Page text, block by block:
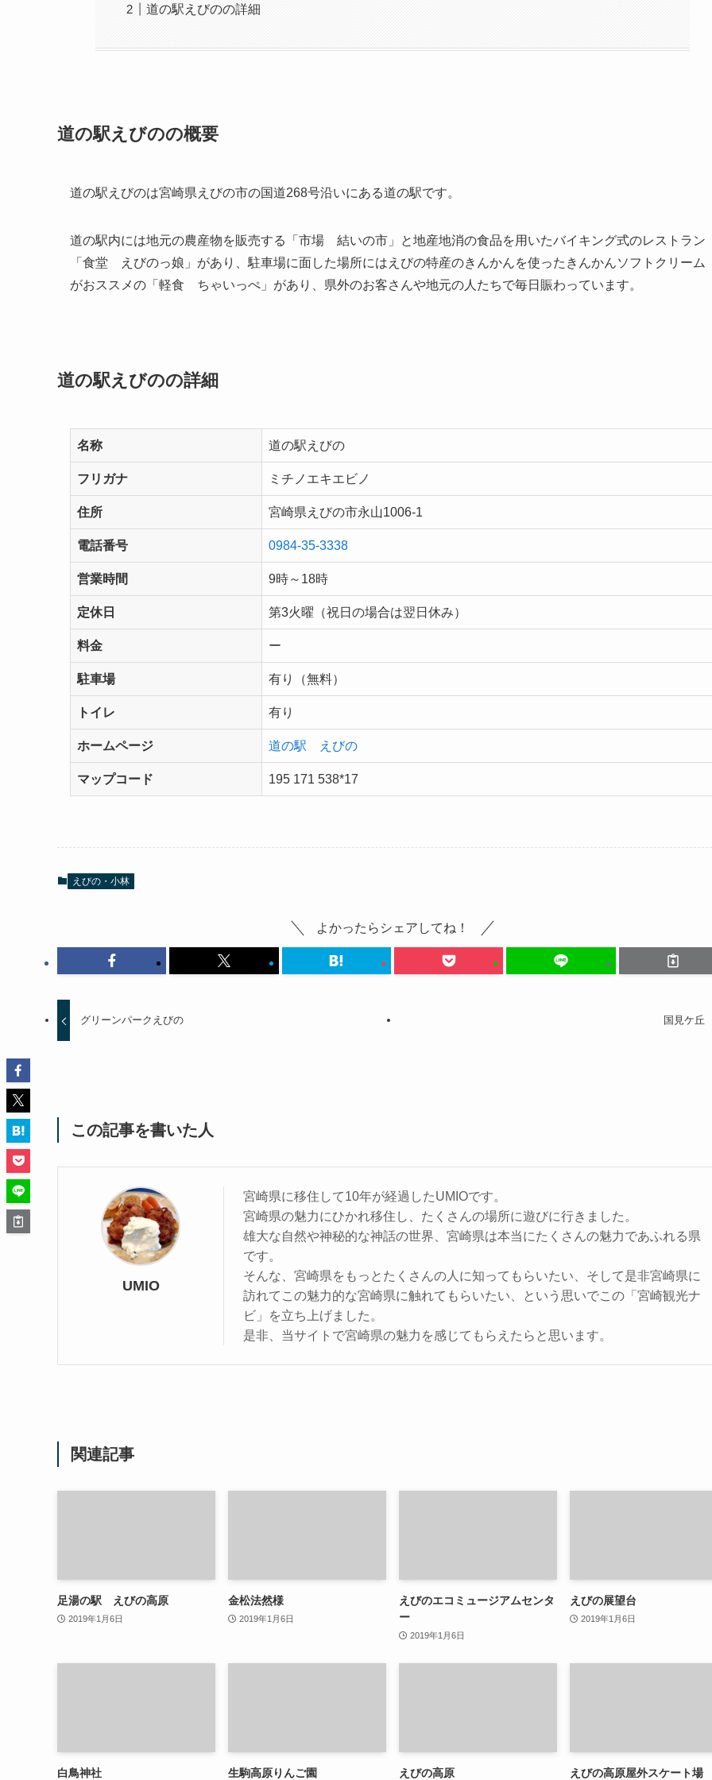
道の駅えびのの詳細
道の駅えびのの概要
道の駅えびのは宮崎県えびの市の国道268号沿いにある道の駅です。
道の駅内には地元の農産物を販売する「市場 結いの市」と地産地消の食品を用いたバイキング式のレストラン
「食堂 えびのっ娘」があり、駐車場に面した場所にはえびの特産のきんかんを使ったきんかんソフトクリーム
がおススメの「軽食 ちゃいっぺ」があり、県外のお客さんや地元の人たちで毎日賑わっています。
道の駅えびのの詳細
名称 道の駅えびの
フリガナ ミチノエキエビノ
住所 宮崎県えびの市永山1006-1
電話番号 0984-35-3338
営業時間 9時～18時
定休日 第3火曜（祝日の場合は翌日休み）
料金 ー
駐車場 有り（無料）
トイレ 有り
ホームページ 道の駅 えびの
マップコード 195 171 538*17
えびの・小林
よかったらシェアしてね！
グリーンパークえびの 国見ケ丘
この記事を書いた人
UMIO
宮崎県に移住して10年が経過したUMIOです。
宮崎県の魅力にひかれ移住し、たくさんの場所に遊びに行きました。
雄大な自然や神秘的な神話の世界、宮崎県は本当にたくさんの魅力であふれる県
です。
そんな、宮崎県をもっとたくさんの人に知ってもらいたい、そして是非宮崎県に
訪れてこの魅力的な宮崎県に触れてもらいたい、という思いでこの「宮崎観光ナ
ビ」を立ち上げました。
是非、当サイトで宮崎県の魅力を感じてもらえたらと思います。
関連記事
足湯の駅 えびの高原
2019年1月6日
金松法然様
2019年1月6日
えびのエコミュージアムセンタ
ー
2019年1月6日
えびの展望台
2019年1月6日
白鳥神社 生駒高原りんご園 えびの高原 えびの高原屋外スケート場